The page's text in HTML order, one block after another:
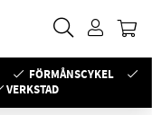
FÖRMÅNSCYKEL
VERKSTAD